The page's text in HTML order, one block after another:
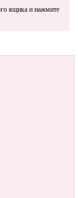
ящика и нажмите